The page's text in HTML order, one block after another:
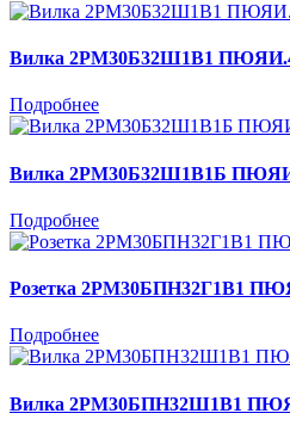
Вилка 2РМ30Б32Ш1В1
Подробнее
Вилка 2РМ30Б32Ш1В1Б
Подробнее
Розетка 2РМ30БПН32Г1В1
Подробнее
Вилка 2РМ30БПН32Ш1В1